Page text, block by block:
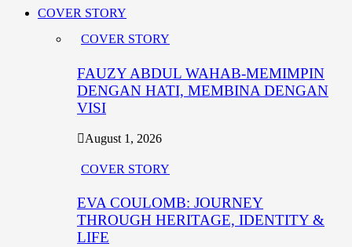
COVER STORY
COVER STORY
FAUZY ABDUL WAHAB-MEMIMPIN
DENGAN HATI, MEMBINA DENGAN
VISI
August 1, 2026
COVER STORY
EVA COULOMB: JOURNEY
THROUGH HERITAGE, IDENTITY &
LIFE